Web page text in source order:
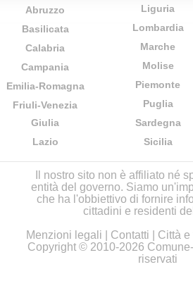
Abruzzo
Basilicata
Calabria
Campania
Emilia-Romagna
Friuli-Venezia
Giulia
Lazio
Liguria
Lombardia
Marche
Molise
Piemonte
Puglia
Sardegna
Sicilia
Il nostro sito non è affiliato né
entità del governo. Siamo
che ha l'obbiettivo di fornire
cittadini e residenti
Menzioni legali
Contatti Città
Copyright © 2010-2026
riservati